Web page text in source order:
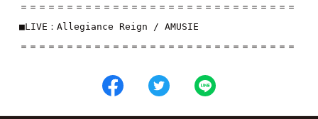
＝＝＝＝＝＝＝＝＝＝＝＝＝＝＝＝＝＝＝＝＝＝＝＝＝＝＝＝＝＝
■LIVE： Allegiance Reign / AMUSIE
＝＝＝＝＝＝＝＝＝＝＝＝＝＝＝＝＝＝＝＝＝＝＝＝＝＝＝＝＝＝